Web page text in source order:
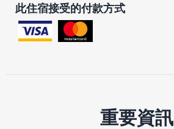
此住宿接受的付款方式
重要資訊